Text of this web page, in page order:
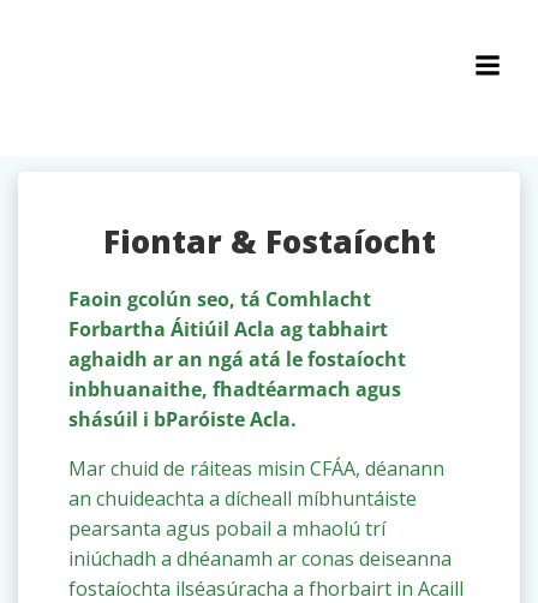
Fiontar & Fostaíocht
Faoin gcolún seo, tá Comhlacht
Forbartha Áitiúil Acla ag tabhairt
aghaidh ar an ngá atá le fostaíocht
inbhuanaithe, fhadtéarmach agus
shásúil i bParóiste Acla.
Mar chuid de ráiteas misin CFÁA, déanann
an chuideachta a dícheall míbhuntáiste
pearsanta agus pobail a mhaolú trí
iniúchadh a dhéanamh ar conas deiseanna
fostaíochta ilséasúracha a fhorbairt in Acaill